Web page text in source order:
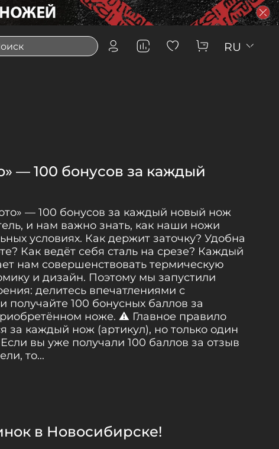
RU
— 100 бонусов за каждый
— 100 бонусов за каждый новый нож
и нам важно знать, как наши ножи
условиях. Как держит заточку? Удобна
Как ведёт себя сталь на срезе? Каждый
нам совершенствовать термическую
и дизайн. Поэтому мы запустили
делитесь впечатлениями с
100 бонусных баллов за
ноже. ⚠️ Главное правило
за каждый нож (артикул), но только один
вы уже получали 100 баллов за отзыв
то...
в Новосибирске!